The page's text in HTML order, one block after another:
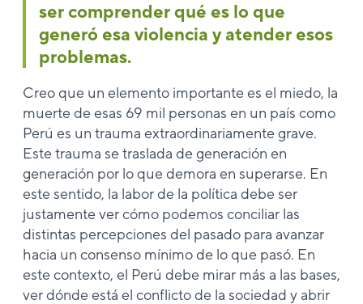
ser comprender qué es lo que
generó esa violencia y atender esos
problemas.
Creo que un elemento importante es el miedo, la
muerte de esas 69 mil personas en un país como
Perú es un trauma extraordinariamente grave.
Este trauma se traslada de generación en
generación por lo que demora en superarse. En
este sentido, la labor de la política debe ser
justamente ver cómo podemos conciliar las
distintas percepciones del pasado para avanzar
hacia un consenso mínimo de lo que pasó. En
este contexto, el Perú debe mirar más a las bases,
ver dónde está el conflicto de la sociedad y abrir